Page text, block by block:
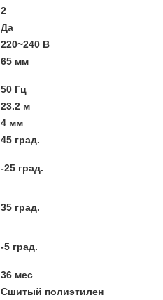
2
Да
220~240 В
65 мм
50 Гц
23.2 м
4 мм
45 град.
-25 град.
35 град.
-5 град.
36 мес
Сшитый полиэтилен